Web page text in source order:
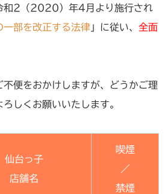
和2（2020）年4月より施行され
一部を改正する法律 」に従い、 全面
便をおかけしますが、どうかご理
しくお願いいたします。
仙台っ子
店舗名
喫煙
／
禁煙